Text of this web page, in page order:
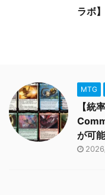
ラボ】
MTG
【統
が可